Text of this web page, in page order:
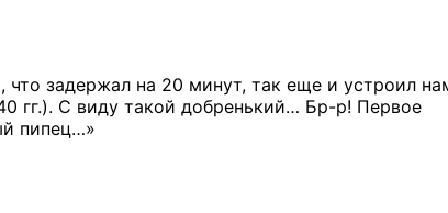
задержал на 20 минут, так еще и устроил
гг.). С виду такой добренький… Бр-р! Первое
пипец…»